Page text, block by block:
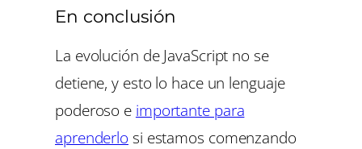
En conclusión
La evolución de JavaScript no se
detiene, y esto lo hace un lenguaje
poderoso e importante para
aprenderlo si estamos comenzando